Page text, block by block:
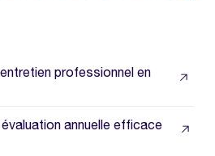
professionnel en
annuelle efficace